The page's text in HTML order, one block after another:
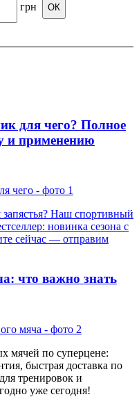
грн ОК
для чего? Полное
и применению
Наш спортивный
новинка сезона с
сейчас — отправим
что важно знать
мячей по суперцене:
быстрая доставка по
тренировок и
уже сегодня!